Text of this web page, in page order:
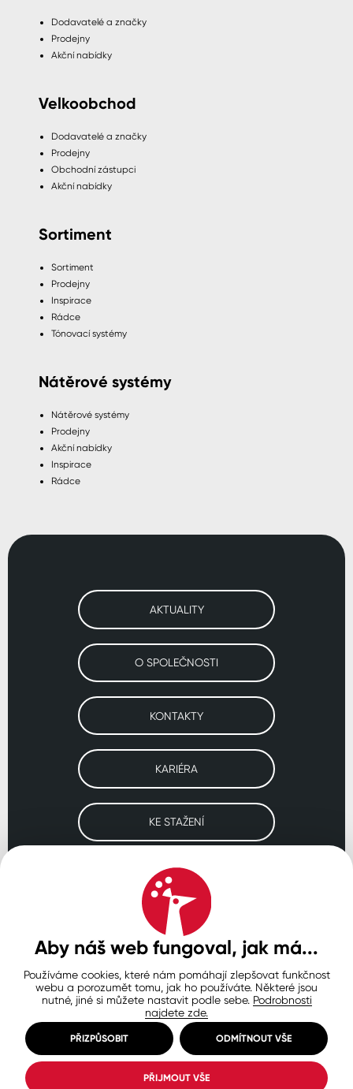
Dodavatelé a značky
Prodejny
Akční nabídky
Velkoobchod
Dodavatelé a značky
Prodejny
Obchodní zástupci
Akční nabídky
Sortiment
Sortiment
Prodejny
Inspirace
Rádce
Tónovací systémy
Nátěrové systémy
Nátěrové systémy
Prodejny
Akční nabídky
Inspirace
Rádce
AKTUALITY
O SPOLEČNOSTI
KONTAKTY
KARIÉRA
KE STAŽENÍ
Navštivte naše pobočky
SLOVENSKO POLSKO
Ochrana osobních údajů
Zásady používání souborů cookie
Nastavení cookies
© Copyright 2026 COLORLAK
Created by inCUBE
Aby náš web fungoval, jak má...
Používáme cookies, které nám pomáhají zlepšovat funkčnost
webu a porozumět tomu, jak ho používáte. Některé jsou
nutné, jiné si můžete nastavit podle sebe. Podrobnosti
najdete zde.
PŘIZPŮSOBIT ODMÍTNOUT VŠE
PŘIJMOUT VŠE